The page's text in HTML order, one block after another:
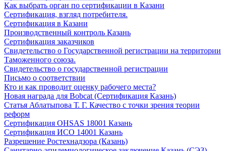
Как выбрать орган по сертификации в Казани
Сертификация, взгляд потребителя.
Сертификация в Казани
Производственный контроль Казань
Сертификация заказчиков
Свидетельство о Государственной регистрации на территории
Таможенного союза.
Свидетельство о государственной регистрации
Письмо о соответствии
Кто и как проводит оценку рабочего места?
Новая награда для Bobcat (Сертификация Казань)
Статья Аблатыпова Т. Г. Качество с точки зрения теории
реформ
Сертификация OHSAS 18001 Казань
Сертификация ИСО 14001 Казань
Разрешение Ростехнадзора (Казань)